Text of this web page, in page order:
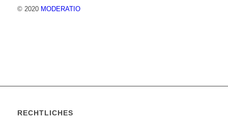
© 2020 MODERATIO
RECHTLICHES